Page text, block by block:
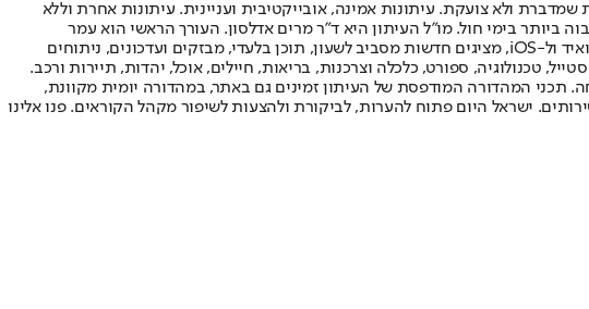
ולא צועקת. עיתונות אמינה, אובייקטיבית ועניינית. עיתונות אחרת וללא
הישראלי בעל שיעור החשיפה הגבוה ביותר בימי חול. מו"ל העיתון היא ד"ר מרים אדלסון. העורך הראשי הוא עמר
לחמנוביץ, והעורך המייסד הוא עמוס רגב. אתרי האינטרנט של "ישראל היום" בעברית ובאנגלית, כמו כן היישומונים (אפליקציות) לאנדרואיד ול-iOS, מציגים חדשות מסביב לשעון, תוכן בלעדי, מבזקים ועדכונים, ניתוחים
טכנולוגיה, ספורט, כלכלה וצרכנות, בריאות, חיילים, אוכל, יהדות, תיירות ורכב.
תכני המהדורה המודפסת של העיתון זמינים גם באתר, במהדורה יומית מקוונת,
ישראל היום פתוח להערות, לביקורת ולהצעות לשיפור מקהל הקוראים. פנו אלינו